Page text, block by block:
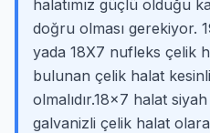
halatımız güçlü olduğu
doğru olması gerekiyor.
yada 18X7 nufleks çelik
bulunan çelik halat
olmalıdır.18×7 halat
galvanizli çelik halat